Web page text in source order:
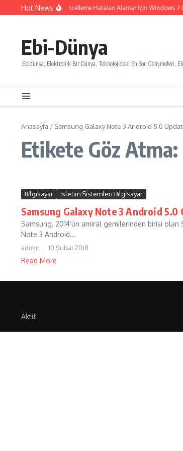
İçeriğe atlaHot News
Windows 7 Güncelleme Hataları Alanlar İçin Windows 7
Ebi-Dünya
Ebidünya, Elektronik Bir Dünya, Teknolojideki En Son Gelişmeleri,
Anasayfa / Samsung Galaxy Note 3 Android 5.0
Etikete Göz
Bilgisayar Isletim Sistemleri Bilgisayar
Samsung Galaxy Note 3 Android 5.0
Samsung, 2014’ün amiral gemilerinden birisi olan
Note 3 Android...
admin 10 Şubat 2018
Read More
Aktif